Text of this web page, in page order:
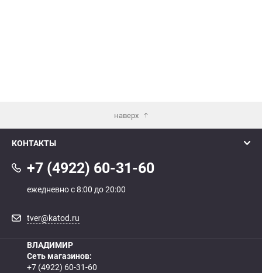
наверх
КОНТАКТЫ
+7 (4922) 60-31-60
ежедневно с 8:00 до 20:00
tver@katod.ru
ВЛАДИМИР
Сеть магазинов:
+7 (4922) 60-31-60